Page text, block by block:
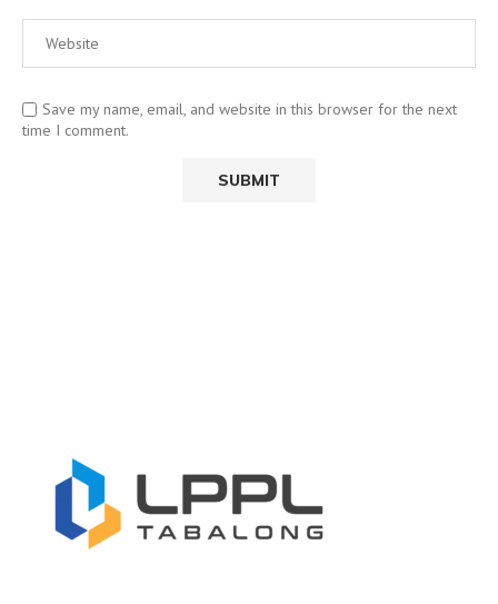
Save my name, email, and website in this browser for the next
time I comment.